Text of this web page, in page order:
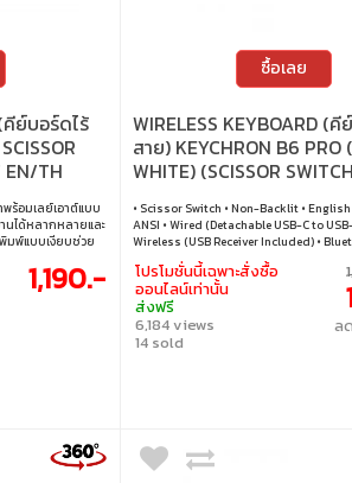
คีย์บอร์ดไร้
EN/TH
TH
ร้อมเลย์เอาต์แบบ
นได้หลากหลายและ
มพ์แบบเงียบช่วย
5.2 และการ
บรื่นกับอุปกรณ์
พกพาไปใช้นอก
1,190.-
ซื้อเลย
WIRELESS KEYBOARD (
สาย) KEYCHRON B6 PRO
WHITE) (SCISSOR
• Scissor Switch • Non-Backlit • English
ANSI • Wired (Detachable USB-C to
Wireless (USB Receiver Included) •
Windows / macOS / Linux
โปรโมชั่นนี้เฉพาะสั่งซื้อ
ออนไลน์เท่านั้น
ส่งฟรี
6,184 views
14 sold
ล